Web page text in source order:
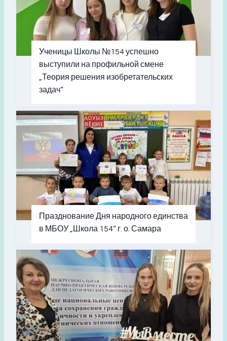
Ученицы Школы №154 успешно
выступили на профильной смене
„Теория решения изобретательских
задач“
Празднование Дня народного единства
в МБОУ „Школа 154“ г. о. Самара